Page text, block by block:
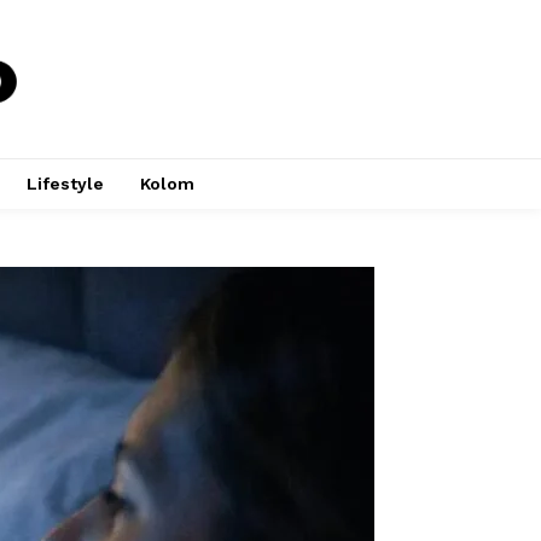
Lifestyle Kolom